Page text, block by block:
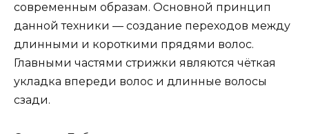
современным образам. Основной принцип
данной техники — создание переходов между
длинными и короткими прядями волос.
Главными частями стрижки являются чёткая
укладка впереди волос и длинные волосы
сзади.